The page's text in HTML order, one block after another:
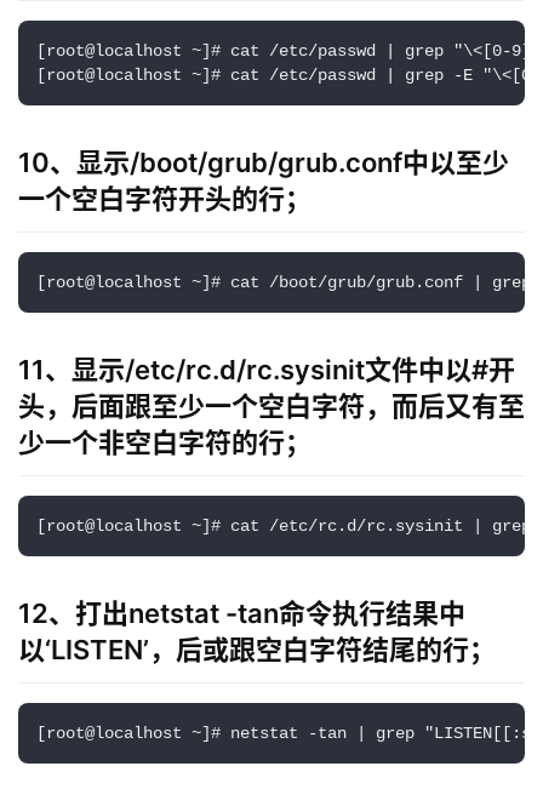
[root@localhost ~]# cat /etc/passwd | grep "\<[0-
[root@localhost ~]# cat /etc/passwd | grep -E
10、显示/boot/grub/grub.conf中以至少
一个空白字符开头的行；
[root@localhost ~]# cat /boot/grub/grub.conf |
11、显示/etc/rc.d/rc.sysinit文件中以#开
头，后面跟至少一个空白字符，而后又有至
少一个非空白字符的行；
[root@localhost ~]# cat /etc/rc.d/rc.sysinit |
12、打出netstat -tan命令执行结果中
以‘LISTEN’，后或跟空白字符结尾的行；
[root@localhost ~]# netstat -tan | grep